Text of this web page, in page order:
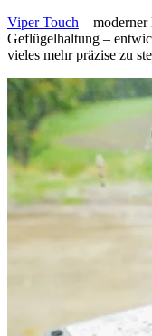
Viper Touch –
Geflügelhaltung –
vieles mehr präzise zu